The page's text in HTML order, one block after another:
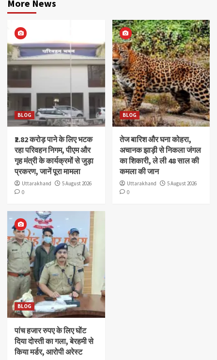
More News
BLOG
₹2.82 करोड़ पाने के लिए भटक
रहा परिवहन निगम, पीएम और
गृह मंत्री के कार्यक्रमों से जुड़ा
प्रकरण, जानें पूरा मामला
Uttarakhand
5 August 2026
0
BLOG
तेज बारिश और घना कोहरा,
अचानक झाड़ी से निकला जंगल
का शिकारी, ले ली 48 साल की
कमला की जान
Uttarakhand
5 August 2026
0
BLOG
पांच हजार रुपए के लिए घोंट
दिया दोस्ती का गला, बेरहमी से
किया मर्डर, आरोपी अरेस्ट